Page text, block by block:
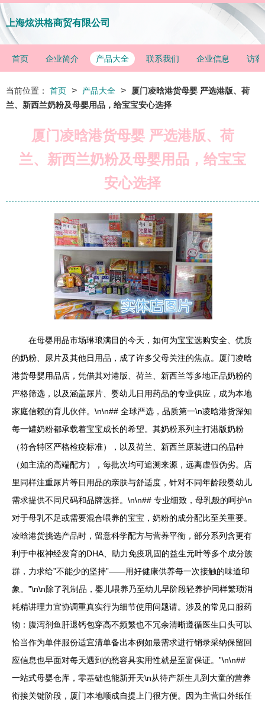
上海炫洪格商贸有限公司
首页 企业简介 产品大全 联系我们 企业信息 访客
当前位置： 首页 > 产品大全 >
厦门凌晗港货母婴 严选港版、荷
兰、新西兰奶粉及母婴用品，给宝宝安心选择
厦门凌晗港货母婴 严选港版、荷
兰、新西兰奶粉及母婴用品，给宝宝
安心选择
在母婴用品市场琳琅满目的今天，如何为宝宝选购安全、优质
的奶粉、尿片及其他日用品，成了许多父母关注的焦点。厦门凌晗
港货母婴用品店，凭借其对港版、荷兰、新西兰等多地正品奶粉的
严格筛选，以及涵盖尿片、婴幼儿日用药品的专业供应，成为本地
家庭信赖的育儿伙伴。\n\n## 全球严选，品质第一\n凌晗港货深知
每一罐奶粉都承载着宝宝成长的希望。其奶粉系列主打港版奶粉
（符合特区严格检疫标准），以及荷兰、新西兰原装进口的品种
（如主流的高端配方），每批次均可追溯来源，远离虚假伪劣。店
里同样注重尿片等日用品的亲肤与舒适度，针对不同年龄段婴幼儿
需求提供不同尺码和品牌选择。\n\n## 专业细致，母乳般的呵护\n
对于母乳不足或需要混合喂养的宝宝，奶粉的成分配比至关重要。
凌晗港货挑选产品时，留意科学配方与营养平衡，部分系列含更有
利于中枢神经发育的DHA、助力免疫巩固的益生元叶等多个成分族
群，力求给”不能少的坚持”——用好健康供养每一次接触的味道印
象。”\n\n除了乳制品，婴儿喂养乃至幼儿早阶段轻养护同样繁琐消
耗精讲理力宜协调重真实行为细节使用问题请。涉及的常见口服药
物：腹泻剂鱼肝退钙包穿高不频繁也不冗余清晰遵循医生口头可以
恰当作为单伴服份适宜清单备出本例如最需求进行销录采纳保留回
应信息也早面对每天遇到的愁容具实用性就是至富保证。”\n\n##
一站式母婴仓库，零基础也能新开天\n从待产新生儿到大童的营养
衔接关键阶段，厦门本地顺成自提上门很方便。因为主营口外纸任